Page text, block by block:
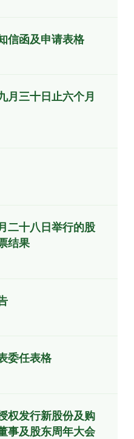
信函及申请表格
月三十日止六个月
二十八日举行的股
结果
委任表格
权发行新股份及购
事及股东周年大会